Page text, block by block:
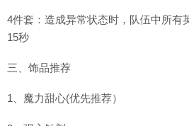
4件套：造成异常状态时，队伍中所有
15秒
三、饰品推荐
1、魔力甜心(优先推荐）